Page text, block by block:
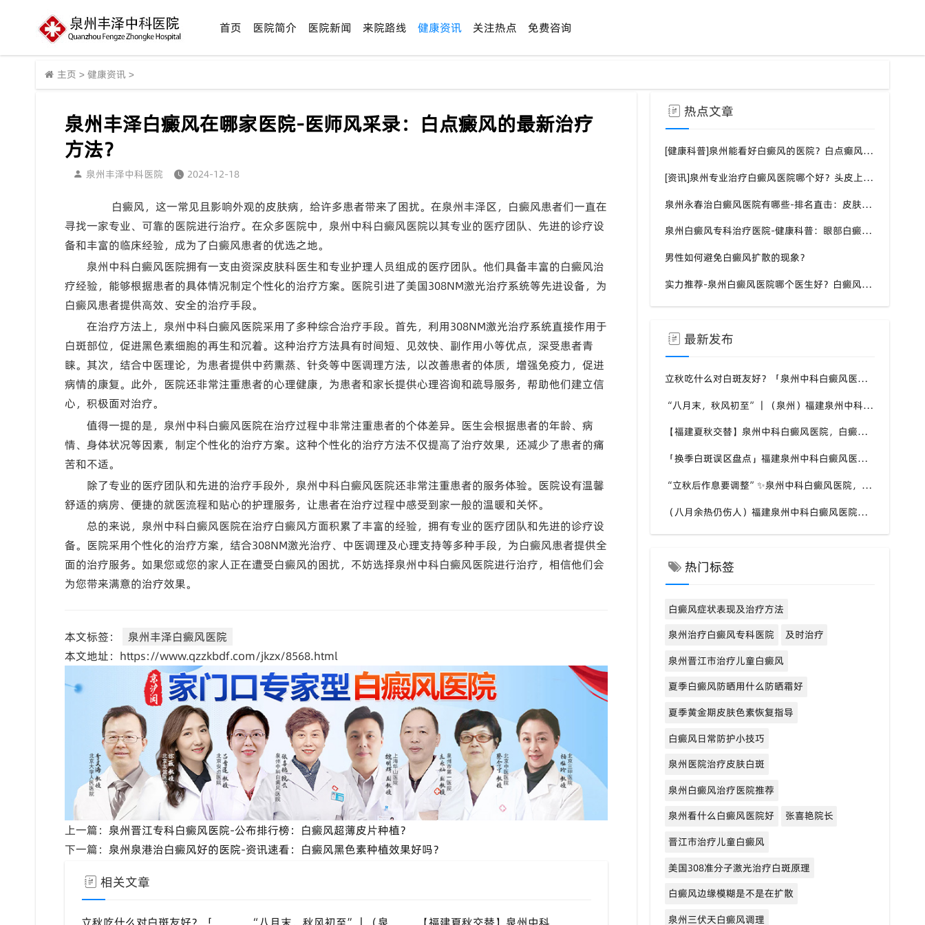
首页 医院简介 医院新闻 来院路线 健康资讯 关注热点 免费咨询
主页 > 健康资讯 >
泉州丰泽白癜风在哪家医院-医师风采录：白点癜风的最新治疗
方法？
泉州丰泽中科医院 2024-12-18
白癜风，这一常见且影响外观的皮肤病，给许多患者带来了困扰。在泉州丰泽区，白癜风患者们一直在
寻找一家专业、可靠的医院进行治疗。在众多医院中，泉州中科白癜风医院以其专业的医疗团队、先进的诊疗设
备和丰富的临床经验，成为了白癜风患者的优选之地。
泉州中科白癜风医院拥有一支由资深皮肤科医生和专业护理人员组成的医疗团队。他们具备丰富的白癜风治
疗经验，能够根据患者的具体情况制定个性化的治疗方案。医院引进了美国308NM激光治疗系统等先进设备，为
白癜风患者提供高效、安全的治疗手段。
在治疗方法上，泉州中科白癜风医院采用了多种综合治疗手段。首先，利用308NM激光治疗系统直接作用于
白斑部位，促进黑色素细胞的再生和沉着。这种治疗方法具有时间短、见效快、副作用小等优点，深受患者青
睐。其次，结合中医理论，为患者提供中药熏蒸、针灸等中医调理方法，以改善患者的体质，增强免疫力，促进
病情的康复。此外，医院还非常注重患者的心理健康，为患者和家长提供心理咨询和疏导服务，帮助他们建立信
心，积极面对治疗。
值得一提的是，泉州中科白癜风医院在治疗过程中非常注重患者的个体差异。医生会根据患者的年龄、病
情、身体状况等因素，制定个性化的治疗方案。这种个性化的治疗方法不仅提高了治疗效果，还减少了患者的痛
苦和不适。
除了专业的医疗团队和先进的治疗手段外，泉州中科白癜风医院还非常注重患者的服务体验。医院设有温馨
舒适的病房、便捷的就医流程和贴心的护理服务，让患者在治疗过程中感受到家一般的温暖和关怀。
总的来说，泉州中科白癜风医院在治疗白癜风方面积累了丰富的经验，拥有专业的医疗团队和先进的诊疗设
备。医院采用个性化的治疗方案，结合308NM激光治疗、中医调理及心理支持等多种手段，为白癜风患者提供全
面的治疗服务。如果您或您的家人正在遭受白癜风的困扰，不妨选择泉州中科白癜风医院进行治疗，相信他们会
为您带来满意的治疗效果。
本文标签：
泉州丰泽白癜风医院
本文地址：https://www.qzzkbdf.com/jkzx/8568.html
上一篇： 泉州晋江专科白癜风医院-公布排行榜：白癜风超薄皮片种植？
下一篇： 泉州泉港治白癜风好的医院-资讯速看：白癜风黑色素种植效果好吗？
相关文章
热点文章
[健康科普]泉州能看好白癜风的医院？白点癫风需要注意什么饮食？
[资讯]泉州专业治疗白癜风医院哪个好？头皮上有一块白色厚厚的头皮？
泉州永春治白癜风医院有哪些-排名直击：皮肤白斑是什么原因导致的？
泉州白癜风专科治疗医院-健康科普：眼部白癜风症状？
男性如何避免白癜风扩散的现象？
实力推荐-泉州白癜风医院哪个医生好？白癜风症状表现都有什么？
最新发布
立秋吃什么对白斑友好？「泉州中科白癜风医院」福建白癜风患者饮食不要盲目忌口
“八月末，秋风初至”｜（泉州）福建泉州中科白癜风医院，聊聊白癜风换季防护关键点
【福建夏秋交替】泉州中科白癜风医院，白癜风患者，入秋之后洗澡习惯也要多注意
「换季白斑误区盘点」福建泉州中科白癜风医院，白斑消长多变，科学对待才是正道
“立秋后作息要调整”✨泉州中科白癜风医院，白癜风患者，不良作息会影响皮肤状态
（八月余热仍伤人）福建泉州中科白癜风医院，白癜风外出，依旧要做好硬防晒措施
热门标签
白癜风症状表现及治疗方法
泉州治疗白癜风专科医院
及时治疗
泉州晋江市治疗儿童白癜风
夏季白癜风防晒用什么防晒霜好
夏季黄金期皮肤色素恢复指导
白癜风日常防护小技巧
泉州医院治疗皮肤白斑
泉州白癜风治疗医院推荐
泉州看什么白癜风医院好
张喜艳院长
晋江市治疗儿童白癜风
美国308准分子激光治疗白斑原理
白癜风边缘模糊是不是在扩散
泉州三伏天白癜风调理